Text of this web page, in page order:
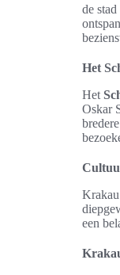
de
Het
Het
Oskar
een